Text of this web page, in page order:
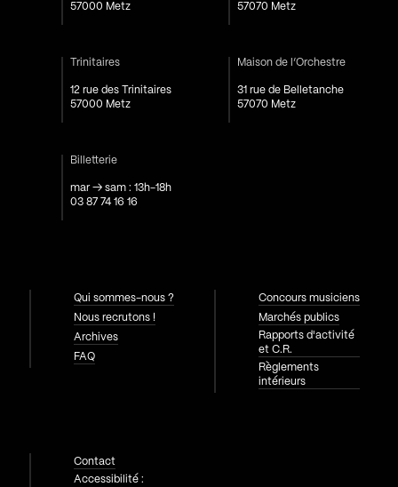
57000 Metz
57070 Metz
Trinitaires
12 rue des Trinitaires
57000 Metz
Maison de l’Orchestre
31 rue de Belletanche
57070 Metz
Billetterie
mar → sam : 13h-18h
03 87 74 16 16
Qui sommes-nous ?
Nous recrutons !
Archives
FAQ
Concours musiciens
Marchés publics
Rapports d'activité
et C.R.
Règlements
intérieurs
Contact
Accessibilité :